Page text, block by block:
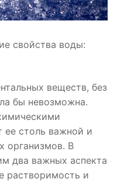
свойства воды:
веществ, без
бы невозможна.
ее столь важной и
организмов. В
два важных аспекта
растворимость и